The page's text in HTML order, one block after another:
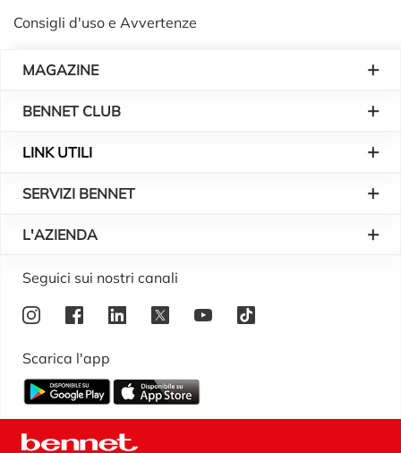
Consigli d'uso e Avvertenze
MAGAZINE
BENNET CLUB
LINK UTILI
SERVIZI BENNET
L'AZIENDA
Logo Bennet
Seguici sui nostri canali
Scarica l'app